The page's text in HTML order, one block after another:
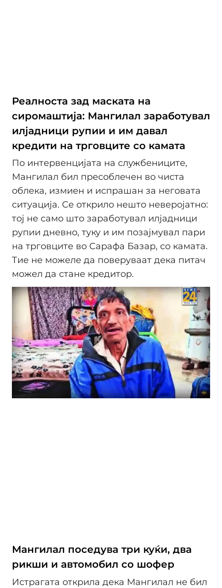
Реалноста зад маската на
сиромаштија: Мангилал заработувал
илјадници рупии и им давал
кредити на трговците со камата
По интервенцијата на службениците,
Мангилал бил пресоблечен во чиста
облека, измиен и испрашан за неговата
ситуација. Се открило нешто неверојатно:
тој не само што заработувал илјадници
рупии дневно, туку и им позајмувал пари
на трговците во Сарафа Базар, со камата.
Тие не можеле да поверуваат дека питач
можел да стане кредитор.
Мангилал поседува три куќи, два
рикши и автомобил со шофер
Истрагата открила дека Мангилал не бил